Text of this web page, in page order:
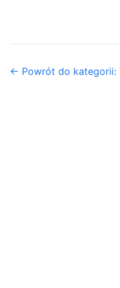
← Powrót do kategorii: